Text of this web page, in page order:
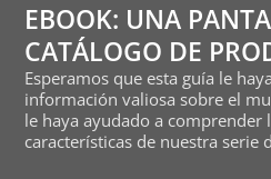
EBOOK: UNA
CATÁLOGO DE
Esperamos que esta guía le
información valiosa sobre el
le haya ayudado a comprender
características de nuestra serie